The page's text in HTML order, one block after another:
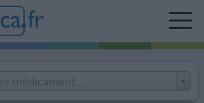
médicament...